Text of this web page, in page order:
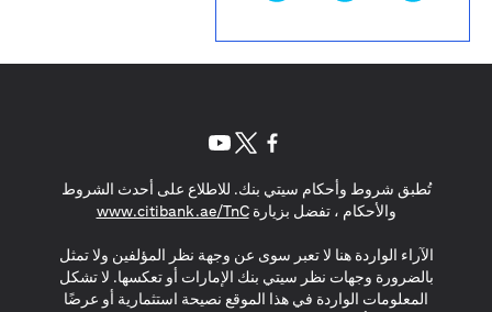
تُطبق شروط وأحكام سيتي بنك. للاطلاع على أحدث الشروط
والأحكام ، تفضل بزيارةwww.citibank.ae/TnC
(opens in a new tab)
الآراء الواردة هنا لا تعبر سوى عن وجهة نظر المؤلفين ولا تمثل
بالضرورة وجهات نظر سيتي بنك الإمارات أو تعكسها. لا تشكل
المعلومات الواردة في هذا الموقع نصيحة استثمارية أو عرضًا